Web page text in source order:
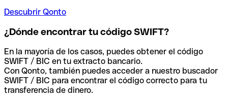
Descubrir Qonto
¿Dónde encontrar tu código SWIFT?
En la mayoría de los casos, puedes obtener el código
SWIFT / BIC en tu extracto bancario.
Con Qonto, también puedes acceder a nuestro buscador
SWIFT / BIC para encontrar el código correcto para tu
transferencia de dinero.